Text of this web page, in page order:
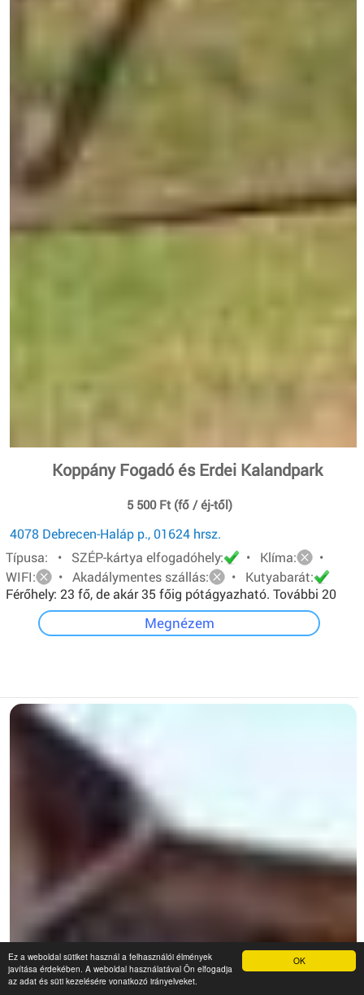
OK
Ez a weboldal sütiket használ a felhasználói élmények
javítása érdekében. A weboldal használatával Ön elfogadja
az adat és süti kezelésére vonatkozó irányelveket.
Koppány Fogadó és Erdei Kalandpark
5 500 Ft (fő / éj-től)
4078 Debrecen-Haláp p., 01624 hrsz.
Típusa: • SZÉP-kártya elfogadóhely:
• Klíma:
•
WIFI:
• Akadálymentes szállás:
• Kutyabarát:
Férőhely: 23 fő, de akár 35 főig pótágyazható. További 20
főt pedig sátorban tudunk elhelyezni.
Megnézem